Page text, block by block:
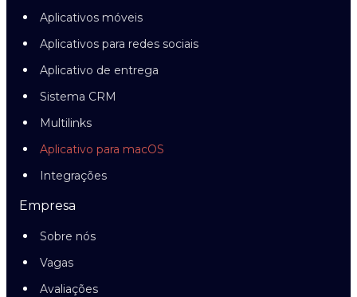
Aplicativos móveis
Aplicativos para redes sociais
Aplicativo de entrega
Sistema CRM
Multilinks
Aplicativo para macOS
Integrações
Empresa
Sobre nós
Vagas
Avaliações